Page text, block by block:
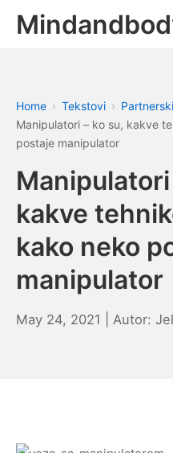
Home Tekstovi
Manipulatori – ko su, kakve
postaje manipulator
Manipulatori
kakve
kako neko
manipulator
May 24, 2021 February
| Autor: